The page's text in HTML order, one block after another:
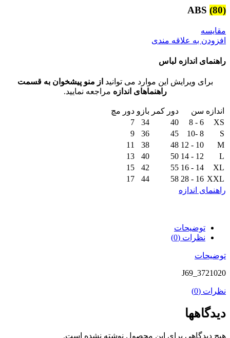
ABS (80)
مقایسه
افزودن به علاقه مندی
راهنمای اندازه لباس
برای ویرایش این موارد می توانید از منو پیشخوان به قسمت
راهنماهای اندازه مراجعه نمایید.
اندازه سن دور کمر بازو دور مچ
XS
6 - 8
40
34
7
S
8 -10
45
36
9
M
10 - 12
48
38
11
L
12 - 14
50
40
13
XL
14 - 16
55
42
15
XXL
16 - 28
58
44
17
راهنمای اندازه
توضیحات
نظرات (0)
توضیحات
J69_3721020
نظرات (0)
دیدگاهها
هیچ دیدگاهی برای این محصول نوشته نشده است.